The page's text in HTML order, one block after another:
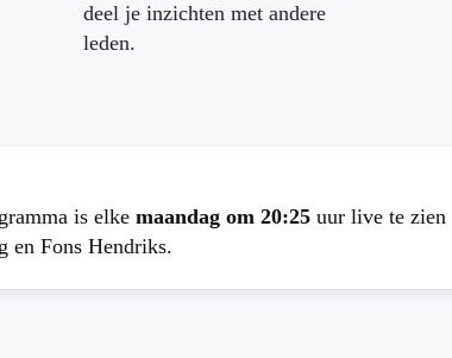
deel je inzichten met andere
leden.
is elke maandag om 20:25 uur live te zien
en Fons Hendriks.